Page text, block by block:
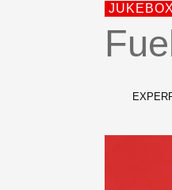
JUKEBOX